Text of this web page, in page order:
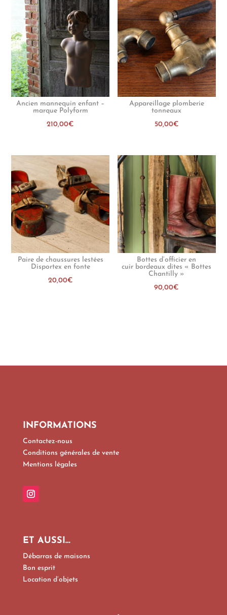
Ancien mannequin enfant –
marque Polyform
210,00€
Appareillage plomberie
tonneaux
50,00€
Paire de chaussures lestées
Disportex en fonte
20,00€
Bottes d’officier en
cuir bordeaux dites « Bottes
Chantilly »
90,00€
INFORMATIONS
Contactez-nous
Conditions générales de vente
Mentions légales
ET AUSSI…
Débarras de maisons
Bon esprit
Location d’objets